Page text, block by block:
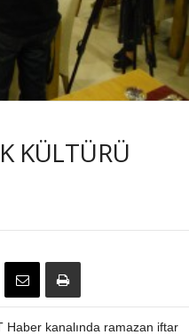
KÜLTÜRÜ
Haber kanalında ramazan iftar